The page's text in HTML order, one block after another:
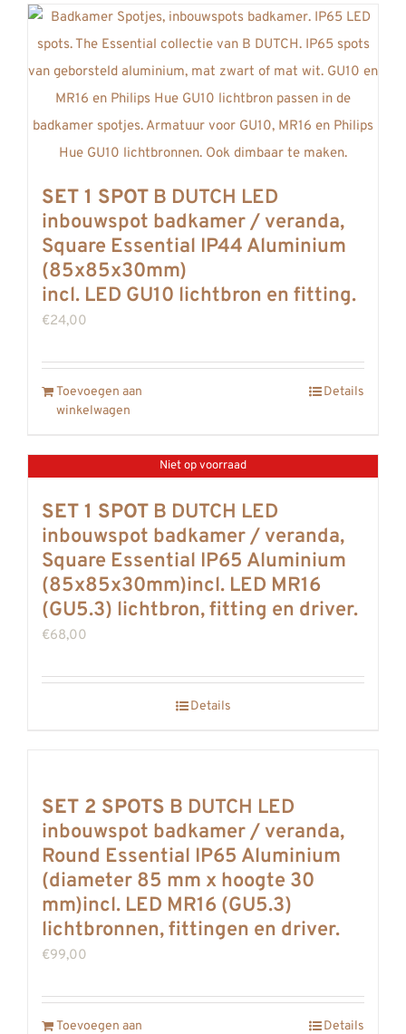
SET 1 SPOT B DUTCH LED
inbouwspot badkamer / veranda,
Square Essential IP44 Aluminium
(85x85x30mm)
incl. LED GU10 lichtbron en fitting.
€24,00
Toevoegen aan
winkelwagen
Details
Niet op voorraad
SET 1 SPOT B DUTCH LED
inbouwspot badkamer / veranda,
Square Essential IP65 Aluminium
(85x85x30mm)incl. LED MR16
(GU5.3) lichtbron, fitting en driver.
€68,00
Details
SET 2 SPOTS B DUTCH LED
inbouwspot badkamer / veranda,
Round Essential IP65 Aluminium
(diameter 85 mm x hoogte 30
mm)incl. LED MR16 (GU5.3)
lichtbronnen, fittingen en driver.
€99,00
Toevoegen aan
Details